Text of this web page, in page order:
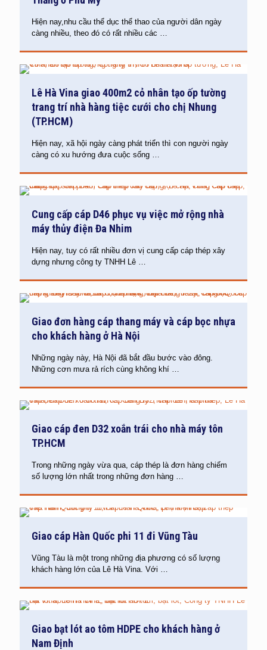
Hiện nay,nhu cầu thể dục thể thao của người dân ngày
càng nhiều, theo đó có rất nhiều các …
Lê Hà Vina giao 400m2 cỏ nhân tạo ốp tường
trang trí nhà hàng tiệc cưới cho chị Nhung
(TP.HCM)
Hiện nay, xã hội ngày càng phát triển thì con người ngày
càng có xu hướng đưa cuộc sống …
Cung cấp cáp D46 phục vụ việc mở rộng nhà
máy thủy điện Đa Nhim
Hiện nay, tuy có rất nhiều đơn vị cung cấp cáp thép xây
dựng nhưng công ty TNHH Lê …
Giao đơn hàng cáp thang máy và cáp bọc nhựa
cho khách hàng ở Hà Nội
Những ngày này, Hà Nội đã bắt đầu bước vào đông.
Những cơn mưa rả rích cùng không khí …
Giao cáp đen D32 xoắn trái cho nhà máy tôn
TP.HCM
Trong những ngày vừa qua, cáp thép là đơn hàng chiếm
số lượng lớn nhất trong những đơn hàng …
Giao cáp Hàn Quốc phi 11 đi Vũng Tàu
Vũng Tàu là một trong những địa phương có số lượng
khách hàng lớn của Lê Hà Vina. Với …
Giao bạt lót ao tôm HDPE cho khách hàng ở
Nam Định